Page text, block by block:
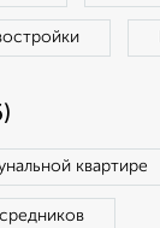
квартире